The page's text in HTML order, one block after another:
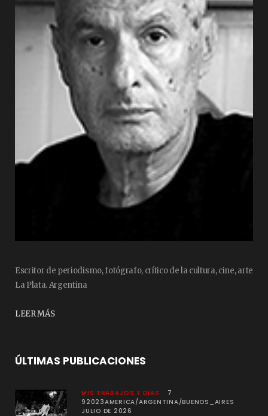
Escritor de periodismo, fotógrafo, crítico de la cultura, cine, arte
La Plata. Argentina
LEER MÁS
ÚLTIMAS PUBLICACIONES
MIS TRABAJOS Y DÍAS
7
92023AMERICA/ARGENTINA/BUENOS_AIRES
JULIO DE 2026